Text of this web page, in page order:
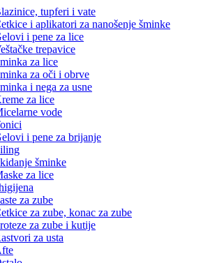
tupferi i vate
i aplikatori za nanošenje šminke
i pene za lice
trepavice
za lice
za oči i obrve
i nega za usne
za lice
vode
i pene za brijanje
šminke
za lice
za zube
za zube, konac za zube
za zube i kutije
za usta